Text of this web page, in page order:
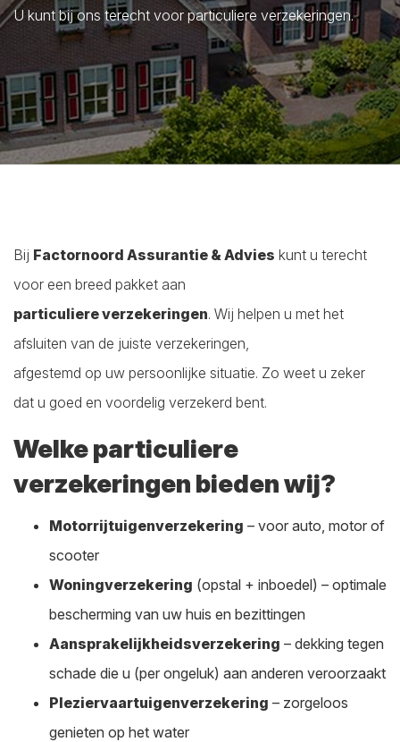
U kunt bij ons terecht voor particuliere verzekeringen.
Bij Factornoord Assurantie & Advies kunt u terecht
voor een breed pakket aan
particuliere verzekeringen. Wij helpen u met het
afsluiten van de juiste verzekeringen,
afgestemd op uw persoonlijke situatie. Zo weet u zeker
dat u goed en voordelig verzekerd bent.
Welke particuliere
verzekeringen bieden wij?
Motorrijtuigenverzekering – voor auto, motor of
scooter
Woningverzekering (opstal + inboedel) – optimale
bescherming van uw huis en bezittingen
Aansprakelijkheidsverzekering – dekking tegen
schade die u (per ongeluk) aan anderen veroorzaakt
Pleziervaartuigenverzekering – zorgeloos
genieten op het water